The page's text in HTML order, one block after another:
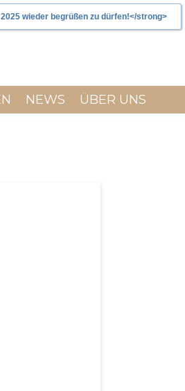
NEWS ÜBER UNS
wieder begrüßen zu dürfen!</strong>